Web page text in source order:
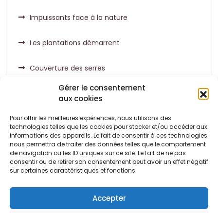
Gérer le consentement
aux cookies
Pour offrir les meilleures expériences, nous utilisons des
technologies telles que les cookies pour stocker et/ou accéder aux
informations des appareils. Le fait de consentir à ces technologies
nous permettra de traiter des données telles que le comportement
de navigation ou les ID uniques sur ce site. Le fait de ne pas
consentir ou de retirer son consentement peut avoir un effet négatif
sur certaines caractéristiques et fonctions.
Accepter
Impuissants face à la nature
Les plantations démarrent
Couverture des serres
Commentaires récents
Aucun commentaire à afficher.